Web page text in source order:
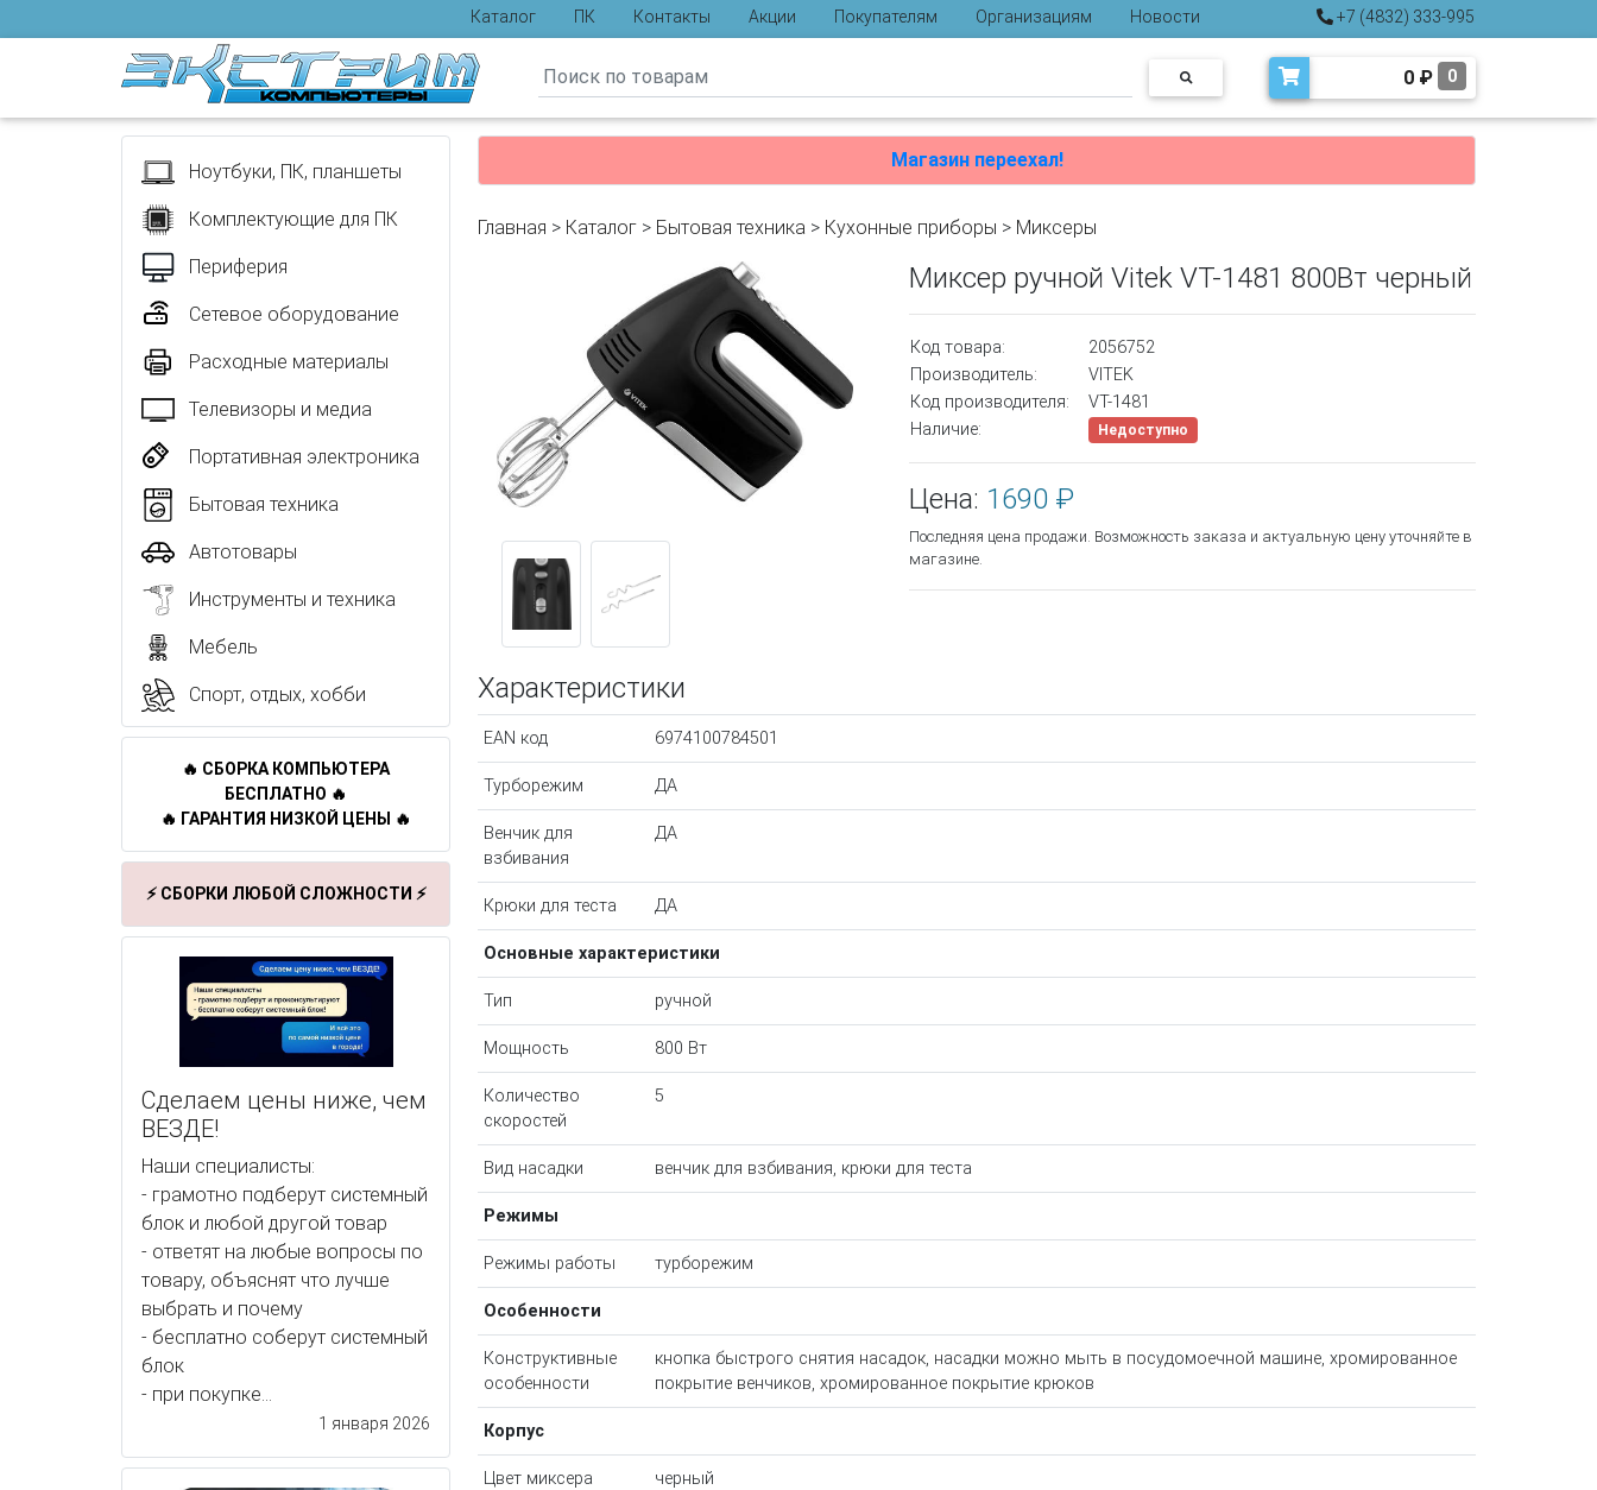
Каталог ПК Контакты Акции Покупателям Организациям
Новости
Отзывы
+7 (4832) 333-995
0 ₽ 0
Ноутбуки, ПК, планшеты
Комплектующие для ПК
Периферия
Сетевое оборудование
Расходные материалы
Телевизоры и медиа
Портативная электроника
Бытовая техника
Автотовары
Инструменты и техника
Мебель
Спорт, отдых, хобби
🔥 СБОРКА КОМПЬЮТЕРА
БЕСПЛАТНО 🔥
🔥 ГАРАНТИЯ НИЗКОЙ ЦЕНЫ 🔥
⚡ СБОРКИ ЛЮБОЙ СЛОЖНОСТИ ⚡
Сделаем цены ниже, чем
ВЕЗДЕ!
Наши специалисты:
- грамотно подберут системный
блок и любой другой товар
- ответят на любые вопросы по
товару, объяснят что лучше
выбрать и почему
- бесплатно соберут системный
блок
- при покупке...
1 января 2026
Магазин переехал!
Главная > Каталог > Бытовая техника > Кухонные приборы > Миксеры
Миксер ручной Vitek VT-1481 800Вт черный
Код товара:
2056752
Производитель:
VITEK
Код производителя:
VT-1481
Наличие:
Недоступно
Цена: 1690 ₽
Последняя цена продажи. Возможность заказа и актуальную цену уточняйте в
магазине.
Характеристики
EAN код 6974100784501
Турборежим ДА
Венчик для
взбивания
ДА
Крюки для теста ДА
Основные характеристики
Тип ручной
Мощность 800 Вт
Количество
скоростей
5
Вид насадки венчик для взбивания, крюки для теста
Режимы
Режимы работы турборежим
Особенности
Конструктивные
особенности
кнопка быстрого снятия насадок, насадки можно мыть в посудомоечной машине, хромированное
покрытие венчиков, хромированное покрытие крюков
Корпус
Цвет миксера черный